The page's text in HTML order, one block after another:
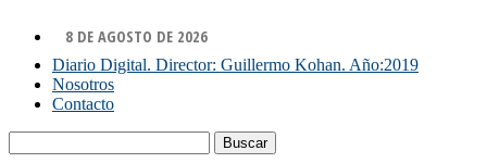
8 DE AGOSTO DE 2026
Diario Digital. Director: Guillermo Kohan. Año:2019
Nosotros
Contacto